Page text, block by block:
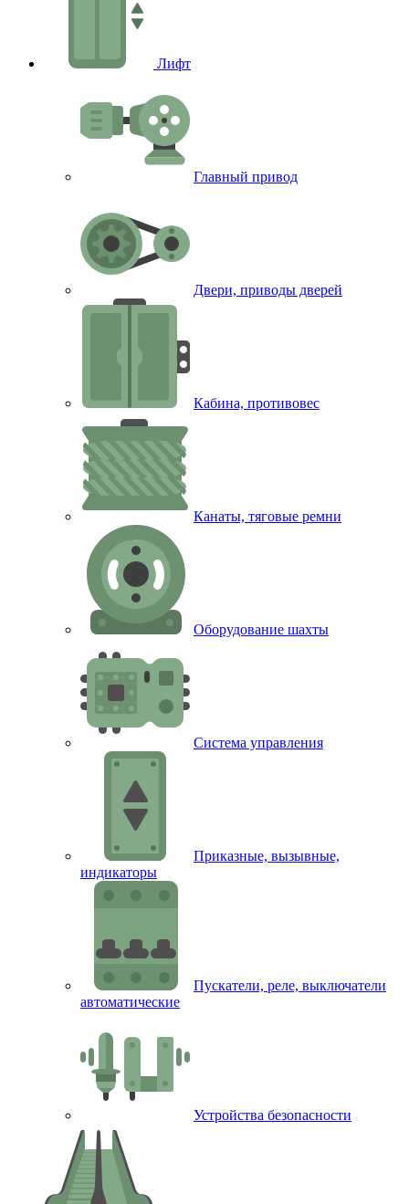
Лифт
Главный привод
Двери, приводы дверей
Кабина, противовес
Канаты, тяговые ремни
Оборудование шахты
Система управления
Приказные, вызывные,
индикаторы
Пускатели, реле, выключатели
автоматические
Устройства безопасности